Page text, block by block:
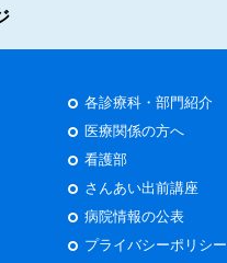
各診療科・部門紹介
医療関係の方へ
看護部
さんあい出前講座
病院情報の公表
プライバシーポリシー